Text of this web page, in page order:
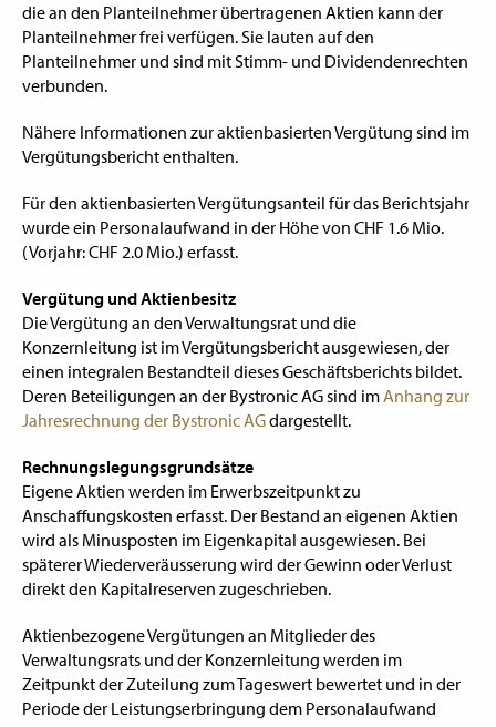
die an den Planteilnehmer übertragenen Aktien kann der
Planteilnehmer frei verfügen. Sie lauten auf den
Planteilnehmer und sind mit Stimm- und Dividendenrechten
verbunden.
Nähere Informationen zur aktienbasierten Vergütung sind im
Vergütungsbericht enthalten.
Für den aktienbasierten Vergütungsanteil für das Berichtsjahr
wurde ein Personalaufwand in der Höhe von CHF 1.6 Mio.
(Vorjahr: CHF 2.0 Mio.) erfasst.
Vergütung und Aktienbesitz
Die Vergütung an den Verwaltungsrat und die
Konzernleitung ist im Vergütungsbericht ausgewiesen, der
einen integralen Bestandteil dieses Geschäftsberichts bildet.
Deren Beteiligungen an der Bystronic AG sind imAnhang zur
Jahresrechnung der Bystronic AGdargestellt.
Rechnungslegungsgrundsätze
Eigene Aktien werden im Erwerbszeitpunkt zu
Anschaffungskosten erfasst. Der Bestand an eigenen Aktien
wird als Minusposten im Eigenkapital ausgewiesen. Bei
späterer Wiederveräusserung wird der Gewinn oder Verlust
direkt den Kapitalreserven zugeschrieben.
Aktienbezogene Vergütungen an Mitglieder des
Verwaltungsrats und der Konzernleitung werden im
Zeitpunkt der Zuteilung zum Tageswert bewertet und in der
Periode der Leistungserbringung dem Personalaufwand